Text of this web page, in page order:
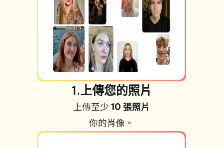
1.上傳您的照片
上傳至少 10 張照片
你的肖像。